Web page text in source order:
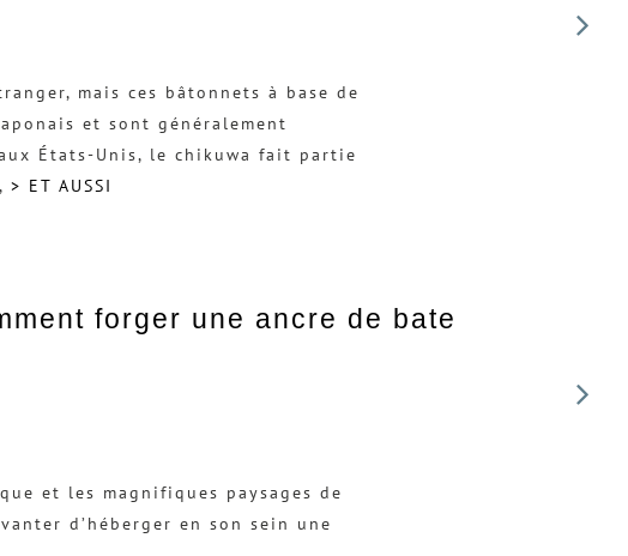
mais ces bâtonnets à base de
et sont généralement
États-Unis, le chikuwa fait partie
> ET AUSSI
forger une ancre de bate
et les magnifiques paysages de
d’héberger en son sein une